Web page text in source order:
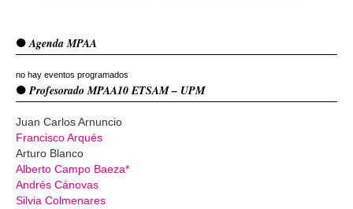
Agenda MPAA
no hay eventos programados
Profesorado MPAA10 ETSAM – UPM
Juan Carlos Arnuncio
Francisco Arqués
Arturo Blanco
Alberto Campo Baeza*
Andrés Cánovas
Silvia Colmenares